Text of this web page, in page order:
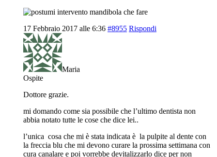
17 Febbraio 2017 alle 6:36 #8955 Rispondi
Maria
Ospite
Dottore grazie.
mi domando come sia possibile che l’ultimo dentista non
abbia notato tutte le cose che dice lei..
l’unica cosa che mi è stata indicata è la pulpite al dente con
la freccia blu che mi devono curare la prossima settimana con
cura canalare e poi vorrebbe devitalizzarlo dice per non